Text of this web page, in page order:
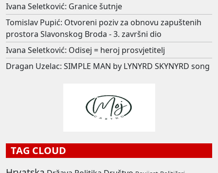
Ivana Seletković: Granice šutnje
Tomislav Pupić: Otvoreni poziv za obnovu zapuštenih
prostora Slavonskog Broda - 3. završni dio
Ivana Seletković: Odisej = heroj prosvjetitelj
Dragan Uzelac: SIMPLE MAN by LYNYRD SKYNYRD song
TAG CLOUD